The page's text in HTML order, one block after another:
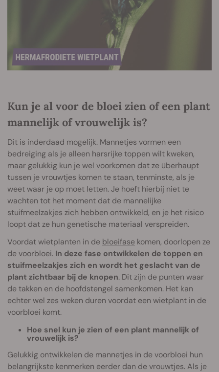
Kun je al voor de bloei zien of een plant
mannelijk of vrouwelijk is?
Dit is inderdaad mogelijk. Mannetjes vormen een
bedreiging als je alleen harsrijke toppen wilt kweken,
maar gelukkig kun je wel voorkomen dat ze überhaupt
tussen je vrouwtjes komen te staan, tenminste, als je
weet waar je op moet letten. Je hoeft hierbij niet te
wachten tot het moment dat de mannelijke
stuifmeelzakjes zich hebben ontwikkeld, en je het risico
loopt dat ze hun genetische materiaal verspreiden.
Voordat wietplanten in de bloeifase komen, doorlopen ze
de voorbloei. In deze fase ontwikkelen de toppen en
stuifmeelzakjes zich en wordt het geslacht van de
plant zichtbaar bij de knopen. Dit zijn de punten waar
de takken en de hoofdstengel samenkomen. Het kan
echter wel zes weken duren voordat een wietplant in de
voorbloei komt.
Hoe snel kun je zien of een plant mannelijk of
vrouwelijk is?
Gelukkig ontwikkelen de mannetjes in de voorbloei hun
belangrijkste kenmerken eerder dan de vrouwtjes. Als je